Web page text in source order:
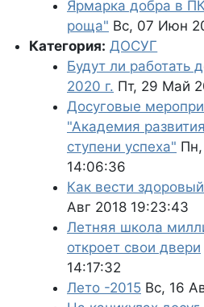
Ярмарка добра в
роща" Вс, 07 Июн
Категория: ДОСУГ
Будут ли работать
2020 г. Пт, 29 Май
Досуговые
"Академия
ступени успеха"
14:06:36
Как вести
Авг 2018 19:23:43
Летняя школа
откроет свои двери
14:17:32
Лето -2015 Вс, 16